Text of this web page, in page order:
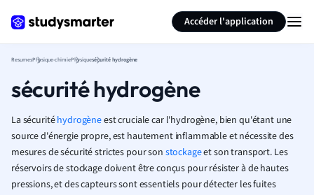
Accéder l'application
ResumesPhysique-chimiePhysiquesécurité hydrogène
sécurité hydrogène
La sécuritéhydrogèneest cruciale car l'hydrogène, bien qu'étant une
source d'énergie propre, est hautement inflammable et nécessite des
mesures de sécurité strictes pour son stockageet son transport. Les
réservoirs de stockage doivent être conçus pour résister à de hautes
pressions, et des capteurs sont essentiels pour détecter les fuites
Résumer la page